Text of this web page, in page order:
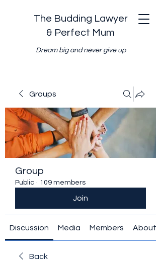
The Budding Lawyer
& Perfect Mum
Dream big and never give up
Groups
Group
Public · 109 members
Join
Discussion Media Members About
Back